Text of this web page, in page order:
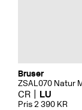
Bruser
ZSAL070 Natur
CR LU
Pris 2 390 KR